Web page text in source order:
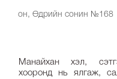
он, Өдрийн сонин №168
Манайхан хэл,
хооронд нь ялгаж,